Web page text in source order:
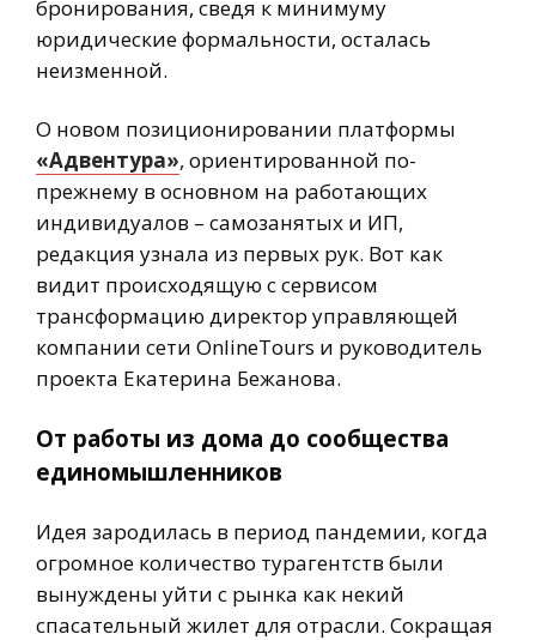
бронирования, сведя к минимуму
юридические формальности, осталась
неизменной.
О новом позиционировании платформы
«Адвентура», ориентированной по-
прежнему в основном на работающих
индивидуалов – самозанятых и ИП,
редакция узнала из первых рук. Вот как
видит происходящую с сервисом
трансформацию директор управляющей
компании сети OnlineTours и руководитель
проекта Екатерина Бежанова.
От работы из дома до сообщества
единомышленников
Идея зародилась в период пандемии, когда
огромное количество турагентств были
вынуждены уйти с рынка как некий
спасательный жилет для отрасли. Сокращая